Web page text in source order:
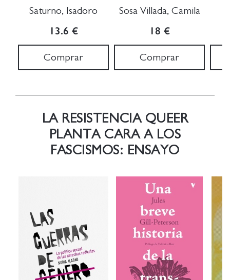
Saturno, Isadoro
13.6 €
Comprar
Sosa Villada, Camila
18 €
Comprar
LA RESISTENCIA QUEER
PLANTA CARA A LOS
FASCISMOS: ENSAYO